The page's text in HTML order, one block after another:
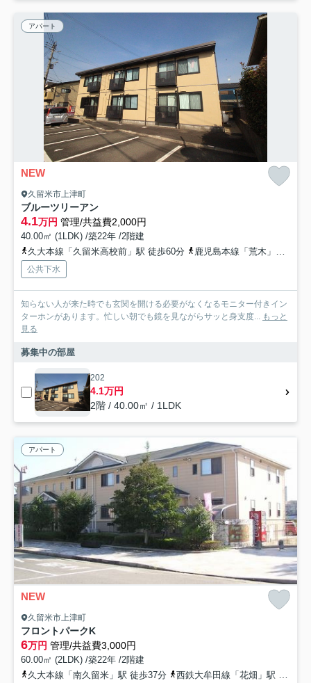
アパート
NEW
久留米市上津町
ブルーツリーアン
4.1万円 管理/共益費2,000円
40.00㎡ (1LDK) /築22年 /2階建
久大本線「久留米高校前」駅 徒歩60分
鹿児島本線「荒木」駅 徒歩48分
公共下水
知らない人が来た時でも玄関を開ける必要がなくなるモニター付きイン
ターホンがあります。忙しい朝でも鏡を見ながらサッと身支度... もっと
見る
募集中の部屋
202
4.1万円
2階 / 40.00㎡ / 1LDK
アパート
NEW
久留米市上津町
フロントパークK
6万円 管理/共益費3,000円
60.00㎡ (2LDK) /築22年 /2階建
久大本線「南久留米」駅 徒歩37分
西鉄大牟田線「花畑」駅 徒歩46分